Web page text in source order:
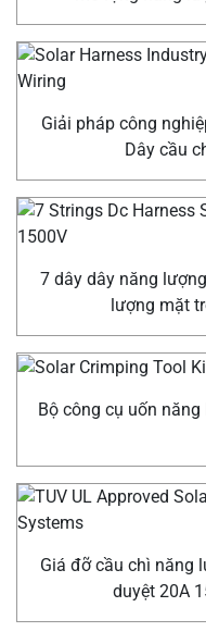
Giải pháp công
Dây cầu
7 dây dây năng
lượng mặt
Bộ công cụ uốn
Giá đỡ cầu chì năng
duyệt 20A